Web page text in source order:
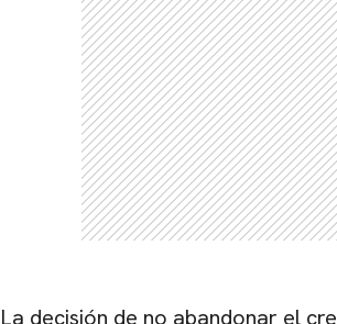
La decisión de no abandonar el